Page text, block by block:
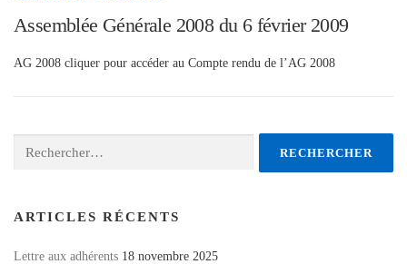
Assemblée Générale 2008 du 6 février 2009
AG 2008 cliquer pour accéder au Compte rendu de l’AG 2008
ARTICLES RÉCENTS
Lettre aux adhérents 18 novembre 2025